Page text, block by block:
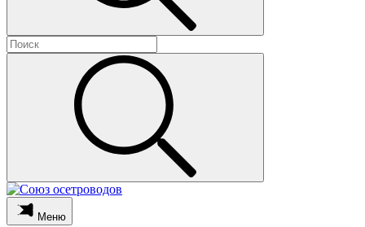
Меню